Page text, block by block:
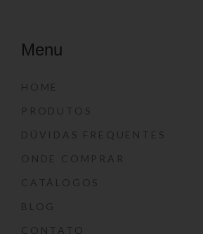
Menu
HOME
PRODUTOS
DÚVIDAS FREQUENTES
ONDE COMPRAR
CATÁLOGOS
BLOG
CONTATO